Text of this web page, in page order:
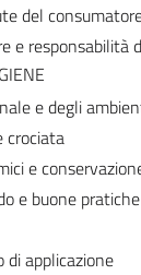
del
e responsabilità
e degli
crociata
e
e buone
di applicazione